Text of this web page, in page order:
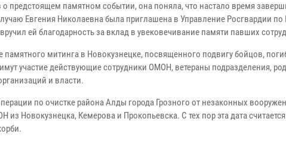
предстоящем памятном событии, она поняла, что настало время
Евгения Николаевна была приглашена в Управление Росгвардии
ей благодарность за вклад в увековечивание памяти павших
памятного митинга в Новокузнецке, посвященного подвигу бойцов,
участие действующие сотрудники ОМОН, ветераны подразделения,
и власти.
по очистке района Алды города Грозного от незаконных
Новокузнецка, Кемерова и Прокопьевска. С тех пор эта дата